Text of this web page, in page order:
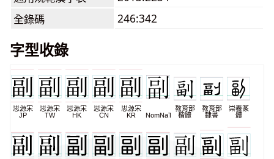
全錄碼
246:342
字型收錄
思源宋
JP
思源宋
TW
思源宋
HK
思源宋
CN
思源宋
KR
NomNaTong
教育部
楷體
教育部
隸書
崇羲篆
體